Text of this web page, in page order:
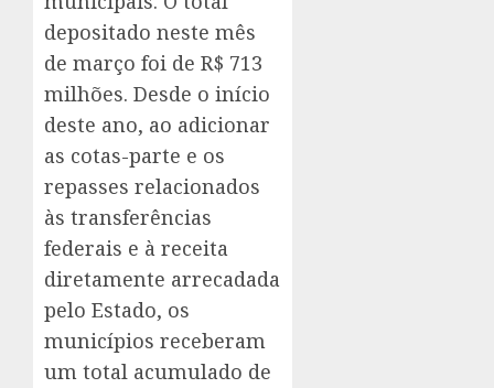
depositado neste mês
de março foi de R$ 713
milhões. Desde o início
deste ano, ao adicionar
as cotas-parte e os
repasses relacionados
às transferências
federais e à receita
diretamente arrecadada
pelo Estado, os
municípios receberam
um total acumulado de